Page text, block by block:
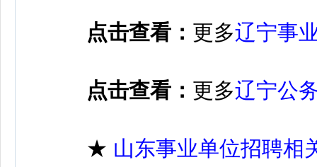
点击查看： 更多辽宁事
点击查看： 更多辽宁公
★ 山东事业单位招聘相